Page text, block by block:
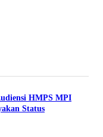
HMPS MPI
Status